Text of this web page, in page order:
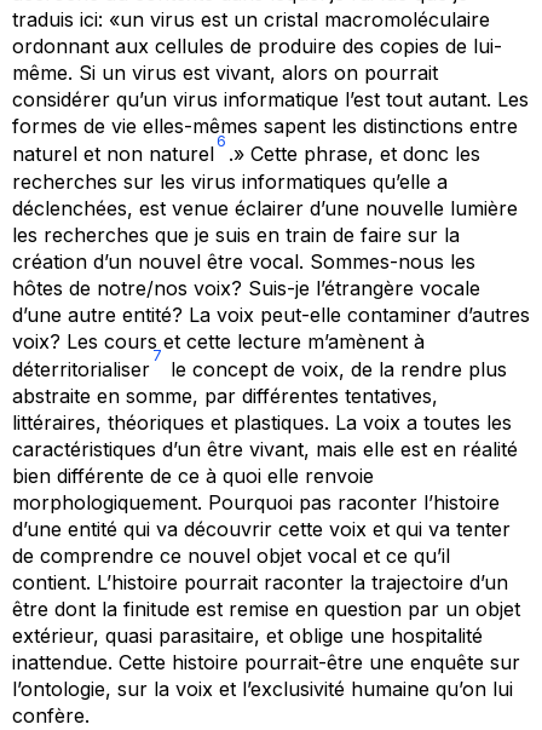
traduis ici: «un virus est un cristal macromoléculaire
ordonnant aux cellules de produire des copies de lui-
même. Si un virus est vivant, alors on pourrait
considérer qu’un virus informatique l’est tout autant. Les
formes de vie elles-mêmes sapent les distinctions entre
naturel et non naturel
6
.» Cette phrase, et donc les
recherches sur les virus informatiques qu’elle a
déclenchées, est venue éclairer d’une nouvelle lumière
les recherches que je suis en train de faire sur la
création d’un nouvel être vocal. Sommes-nous les
hôtes de notre/nos voix? Suis-je l’étrangère vocale
d’une autre entité? La voix peut-elle contaminer d’autres
voix? Les cours et cette lecture m’amènent à
déterritorialiser
7
le concept de voix, de la rendre plus
abstraite en somme, par différentes tentatives,
littéraires, théoriques et plastiques. La voix a toutes les
caractéristiques d’un être vivant, mais elle est en réalité
bien différente de ce à quoi elle renvoie
morphologiquement. Pourquoi pas raconter l’histoire
d’une entité qui va découvrir cette voix et qui va tenter
de comprendre ce nouvel objet vocal et ce qu’il
contient. L’histoire pourrait raconter la trajectoire d’un
être dont la finitude est remise en question par un objet
extérieur, quasi parasitaire, et oblige une hospitalité
inattendue. Cette histoire pourrait-être une enquête sur
l’ontologie, sur la voix et l’exclusivité humaine qu’on lui
confère.